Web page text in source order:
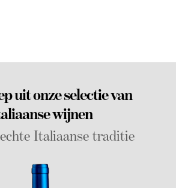
uit onze selectie van
wijnen
Italiaanse traditie